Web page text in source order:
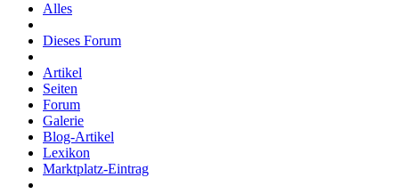
Alles
Dieses Forum
Artikel
Seiten
Forum
Galerie
Blog-Artikel
Lexikon
Marktplatz-Eintrag